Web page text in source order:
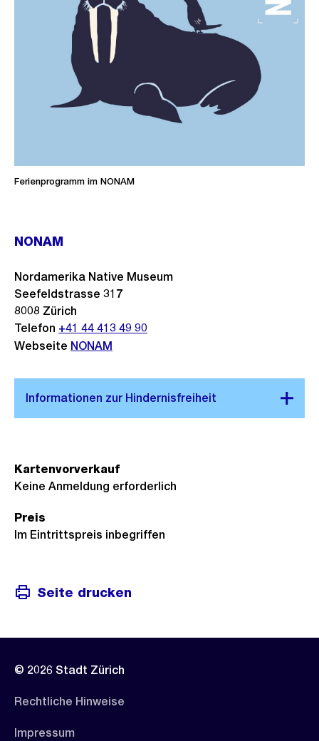
Ferienprogramm im NONAM
NONAM
Nordamerika Native Museum
Seefeldstrasse 317
8008 Zürich
Telefon +41 44 413 49 90
Webseite NONAM
Kartenvorverkauf
Keine Anmeldung erforderlich
Preis
Im Eintrittspreis inbegriffen
Seite drucken
© 2026 Stadt Zürich
Rechtliche Hinweise
Impressum